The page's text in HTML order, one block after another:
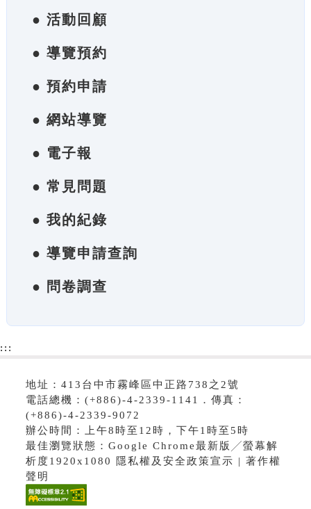
● 活動回顧
● 導覽預約
● 預約申請
● 網站導覽
● 電子報
● 常見問題
● 我的紀錄
● 導覽申請查詢
● 問卷調查
:::
地址：413台中市霧峰區中正路738之2號
電話總機：(+886)-4-2339-1141．傳真：
(+886)-4-2339-9072
辦公時間：上午8時至12時，下午1時至5時
最佳瀏覽狀態：Google Chrome最新版╱螢幕解
析度1920x1080 隱私權及安全政策宣示 | 著作權
聲明